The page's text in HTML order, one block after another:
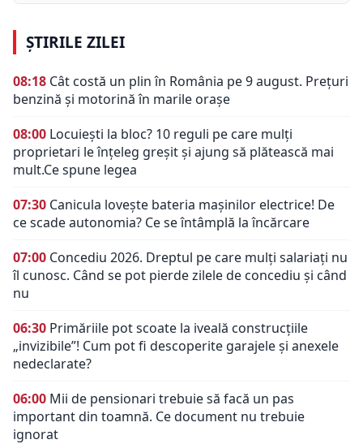
ȘTIRILE ZILEI
08:18 Cât costă un plin în România pe 9 august. Prețuri
benzină și motorină în marile orașe
08:00 Locuiești la bloc? 10 reguli pe care mulți
proprietari le înțeleg greșit și ajung să plătească mai
mult.Ce spune legea
07:30 Canicula lovește bateria mașinilor electrice! De
ce scade autonomia? Ce se întâmplă la încărcare
07:00 Concediu 2026. Dreptul pe care mulți salariați nu
îl cunosc. Când se pot pierde zilele de concediu și când
nu
06:30 Primăriile pot scoate la iveală construcțiile
„invizibile”! Cum pot fi descoperite garajele și anexele
nedeclarate?
06:00 Mii de pensionari trebuie să facă un pas
important din toamnă. Ce document nu trebuie
ignorat